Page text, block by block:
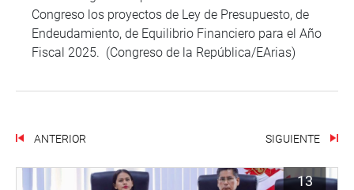
Congreso los proyectos de Ley de Presupuesto, de
Endeudamiento, de Equilibrio Financiero para el Año
Fiscal 2025. (Congreso de la República/EArias)
ANTERIOR SIGUIENTE
13